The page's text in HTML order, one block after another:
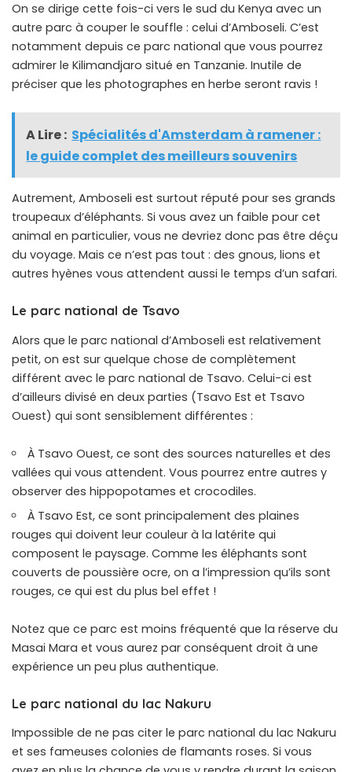
On se dirige cette fois-ci vers le sud du Kenya avec un
autre parc à couper le souffle : celui d’Amboseli. C’est
notamment depuis ce parc national que vous pourrez
admirer le Kilimandjaro situé en Tanzanie. Inutile de
préciser que les photographes en herbe seront ravis !
A Lire : Spécialités d'Amsterdam à ramener :
le guide complet des meilleurs souvenirs
Autrement, Amboseli est surtout réputé pour ses grands
troupeaux d’éléphants. Si vous avez un faible pour cet
animal en particulier, vous ne devriez donc pas être déçu
du voyage. Mais ce n’est pas tout : des gnous, lions et
autres hyènes vous attendent aussi le temps d’un safari.
Le parc national de Tsavo
Alors que le parc national d’Amboseli est relativement
petit, on est sur quelque chose de complètement
différent avec le parc national de Tsavo. Celui-ci est
d’ailleurs divisé en deux parties (Tsavo Est et Tsavo
Ouest) qui sont sensiblement différentes :
À Tsavo Ouest, ce sont des sources naturelles et des
vallées qui vous attendent. Vous pourrez entre autres y
observer des hippopotames et crocodiles.
À Tsavo Est, ce sont principalement des plaines
rouges qui doivent leur couleur à la latérite qui
composent le paysage. Comme les éléphants sont
couverts de poussière ocre, on a l’impression qu’ils sont
rouges, ce qui est du plus bel effet !
Notez que ce parc est moins fréquenté que la réserve du
Masai Mara et vous aurez par conséquent droit à une
expérience un peu plus authentique.
Le parc national du lac Nakuru
Impossible de ne pas citer le parc national du lac Nakuru
et ses fameuses colonies de flamants roses. Si vous